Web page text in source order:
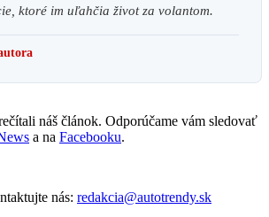
ktoré im uľahčia život za volantom.
náš článok. Odporúčame vám sledovať
a na Facebooku.
nás: redakcia@autotrendy.sk